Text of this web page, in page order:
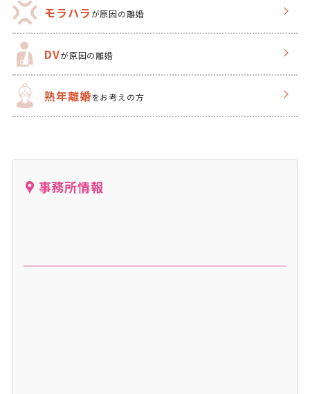
モラハラが原因の離婚
DVが原因の離婚
熟年離婚をお考えの方
事務所情報